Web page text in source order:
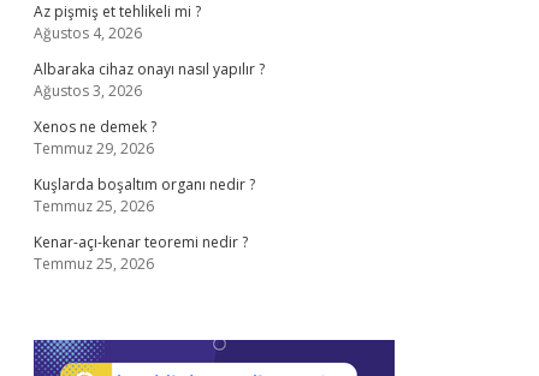
Az pişmiş et tehlikeli mi ?
Ağustos 4, 2026
Albaraka cihaz onayı nasıl yapılır ?
Ağustos 3, 2026
Xenos ne demek ?
Temmuz 29, 2026
Kuşlarda boşaltım organı nedir ?
Temmuz 25, 2026
Kenar-açı-kenar teoremi nedir ?
Temmuz 25, 2026